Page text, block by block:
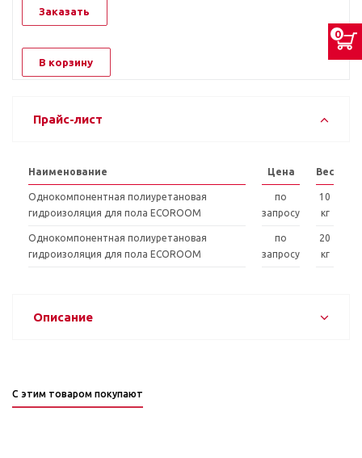
Заказать
В корзину
Прайс-лист
Наименование Цена Вес
Однокомпонентная полиуретановая
гидроизоляция для пола ECOROOM
по
запросу
10
кг
Однокомпонентная полиуретановая
гидроизоляция для пола ECOROOM
по
запросу
20
кг
Описание
С этим товаром покупают
0